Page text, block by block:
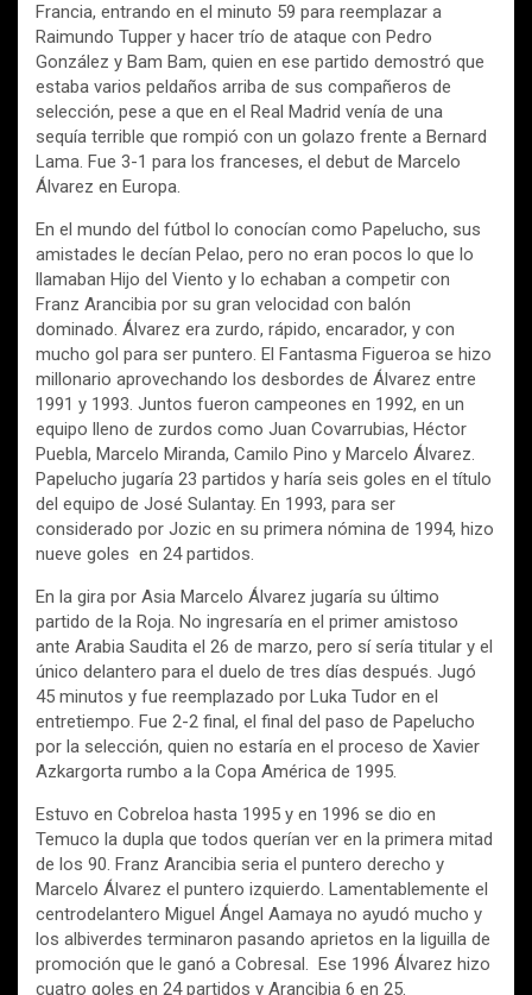
Francia, entrando en el minuto 59 para reemplazar a
Raimundo Tupper y hacer trío de ataque con Pedro
González y Bam Bam, quien en ese partido demostró que
estaba varios peldaños arriba de sus compañeros de
selección, pese a que en el Real Madrid venía de una
sequía terrible que rompió con un golazo frente a Bernard
Lama. Fue 3-1 para los franceses, el debut de Marcelo
Álvarez en Europa.
En el mundo del fútbol lo conocían como Papelucho, sus
amistades le decían Pelao, pero no eran pocos lo que lo
llamaban Hijo del Viento y lo echaban a competir con
Franz Arancibia por su gran velocidad con balón
dominado. Álvarez era zurdo, rápido, encarador, y con
mucho gol para ser puntero. El Fantasma Figueroa se hizo
millonario aprovechando los desbordes de Álvarez entre
1991 y 1993. Juntos fueron campeones en 1992, en un
equipo lleno de zurdos como Juan Covarrubias, Héctor
Puebla, Marcelo Miranda, Camilo Pino y Marcelo Álvarez.
Papelucho jugaría 23 partidos y haría seis goles en el título
del equipo de José Sulantay. En 1993, para ser
considerado por Jozic en su primera nómina de 1994, hizo
nueve goles en 24 partidos.
En la gira por Asia Marcelo Álvarez jugaría su último
partido de la Roja. No ingresaría en el primer amistoso
ante Arabia Saudita el 26 de marzo, pero sí sería titular y el
único delantero para el duelo de tres días después. Jugó
45 minutos y fue reemplazado por Luka Tudor en el
entretiempo. Fue 2-2 final, el final del paso de Papelucho
por la selección, quien no estaría en el proceso de Xavier
Azkargorta rumbo a la Copa América de 1995.
Estuvo en Cobreloa hasta 1995 y en 1996 se dio en
Temuco la dupla que todos querían ver en la primera mitad
de los 90. Franz Arancibia seria el puntero derecho y
Marcelo Álvarez el puntero izquierdo. Lamentablemente el
centrodelantero Miguel Ángel Aamaya no ayudó mucho y
los albiverdes terminaron pasando aprietos en la liguilla de
promoción que le ganó a Cobresal. Ese 1996 Álvarez hizo
cuatro goles en 24 partidos y Arancibia 6 en 25.